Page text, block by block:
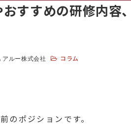
すすめの研修内容
アルー株式会社
コラム
のポジションです。